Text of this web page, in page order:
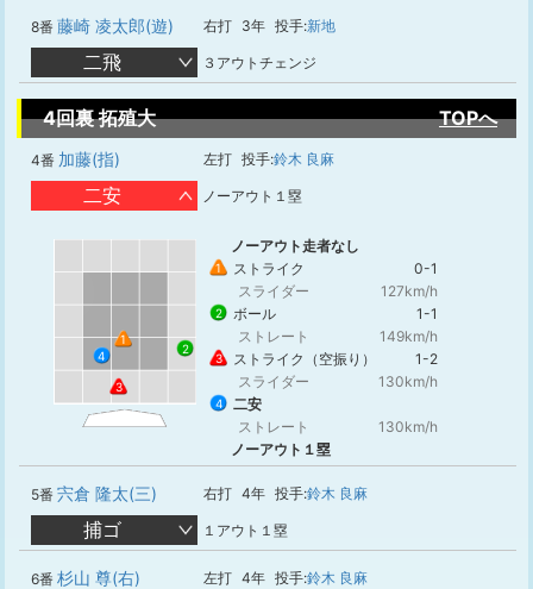
8番 藤崎 凌太郎(遊) 右打 3年 投手:新地
二飛 ３アウトチェンジ
4回裏 拓殖大 TOPへ
4番 加藤(指) 左打 投手:鈴木 良麻
二安 ノーアウト１塁
1
2
3
4
ノーアウト走者なし
1 ストライク
0-1
スライダー
127km/h
2 ボール
1-1
ストレート
149km/h
3 ストライク（空振り）
1-2
スライダー
130km/h
4
二安
ストレート
130km/h
ノーアウト１塁
5番 宍倉 隆太(三) 右打 4年 投手:鈴木 良麻
捕ゴ １アウト１塁
6番 杉山 尊(右) 左打 4年 投手:鈴木 良麻